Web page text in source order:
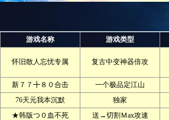
游戏名称 游戏类型
怀旧散人忘忧专属 复古中变神器倍攻
新７７╋８０合击 一个极品定江山
76天元我本沉默
独家
★韩版つ０血不死
送→切割Ｍax攻速